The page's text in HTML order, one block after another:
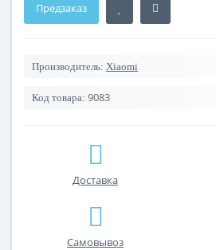
Предзаказ
Производитель: Xiaomi
Код товара: 9083
Доставка
Самовывоз